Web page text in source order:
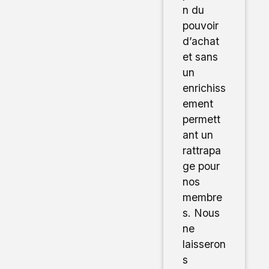
n du
pouvoir
d’achat
et sans
un
enrichiss
ement
permett
ant un
rattrapa
ge pour
nos
membre
s. Nous
ne
laisseron
s